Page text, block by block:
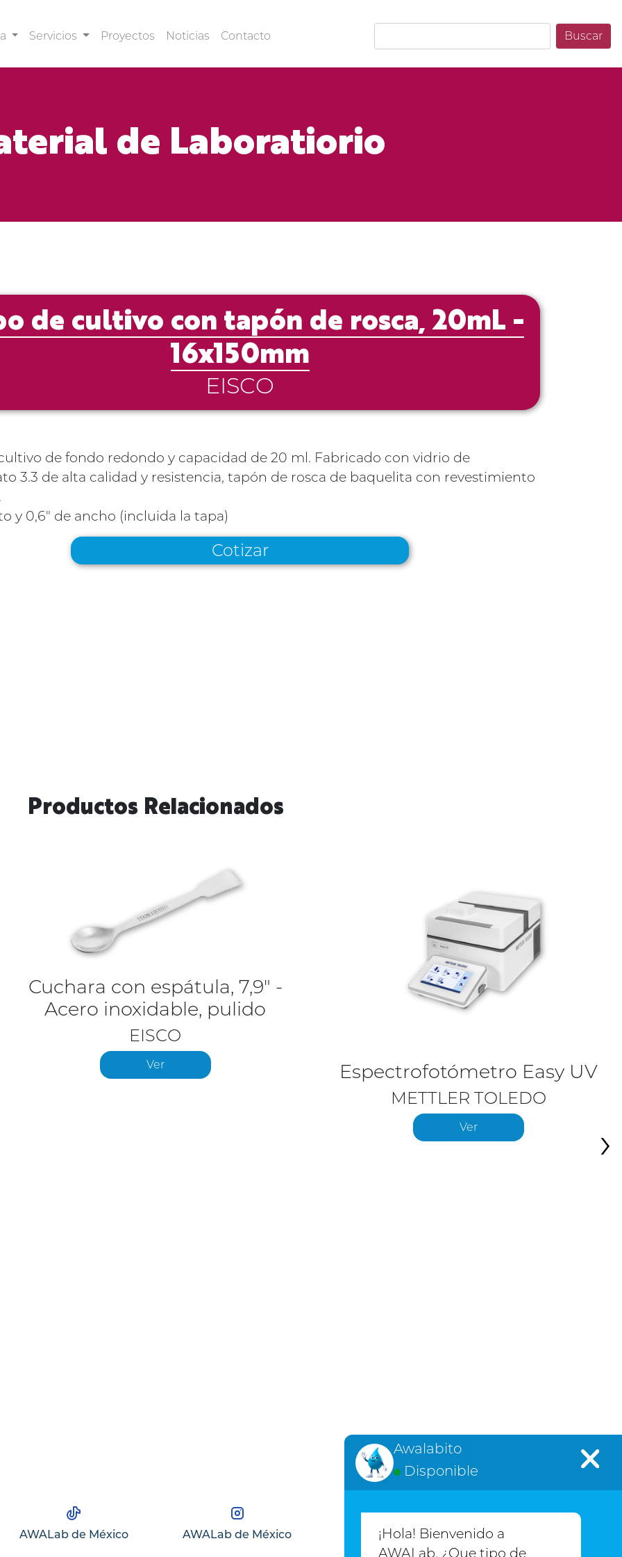
Servicios Proyectos Noticias Contacto Buscar
de Laboratiorio
de cultivo con tapón de rosca, 20mL -
16x150mm
EISCO
de fondo redondo y capacidad de 20 ml. Fabricado con vidrio de
3.3 de alta calidad y resistencia, tapón de rosca de baquelita con revestimiento
y 0,6" de ancho (incluida la tapa)
Cotizar
Productos Relacionados
Cuchara con espátula, 7,9" -
Acero inoxidable, pulido
EISCO
Ver Espectrofotómetro Easy UV
METTLER TOLEDO
Ver ›
AWALab de México AWALab de México AWALab de México
Awalabito
Disponible
¡Hola! Bienvenido a
AWALab, ¿Que tipo de